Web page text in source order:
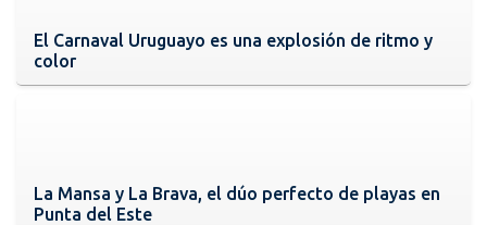
El Carnaval Uruguayo es una explosión de ritmo y
color
La Mansa y La Brava, el dúo perfecto de playas en
Punta del Este